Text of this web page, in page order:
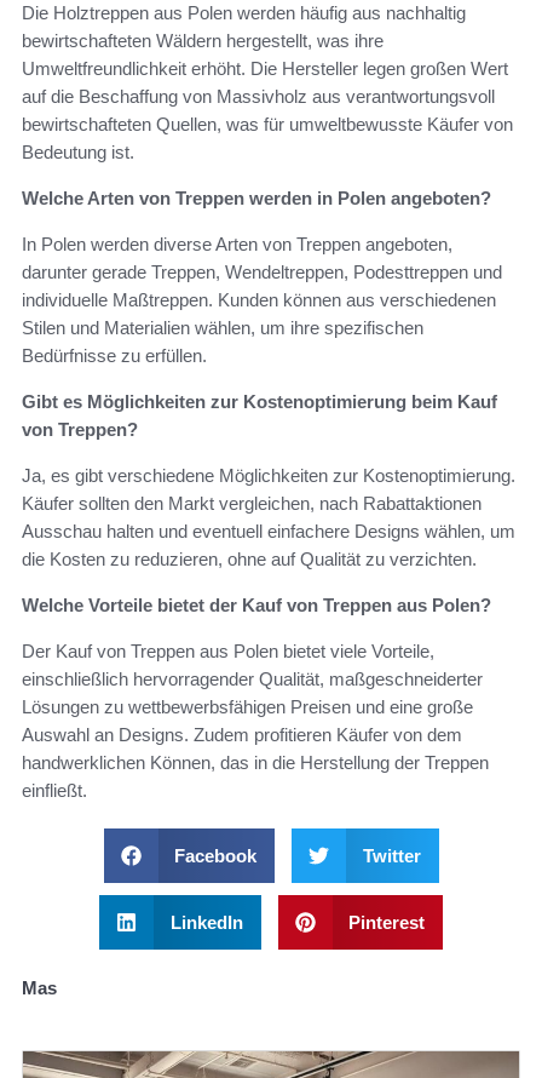
Die Holztreppen aus Polen werden häufig aus nachhaltig
bewirtschafteten Wäldern hergestellt, was ihre
Umweltfreundlichkeit erhöht. Die Hersteller legen großen Wert
auf die Beschaffung von Massivholz aus verantwortungsvoll
bewirtschafteten Quellen, was für umweltbewusste Käufer von
Bedeutung ist.
Welche Arten von Treppen werden in Polen angeboten?
In Polen werden diverse Arten von Treppen angeboten,
darunter gerade Treppen, Wendeltreppen, Podesttreppen und
individuelle Maßtreppen. Kunden können aus verschiedenen
Stilen und Materialien wählen, um ihre spezifischen
Bedürfnisse zu erfüllen.
Gibt es Möglichkeiten zur Kostenoptimierung beim Kauf
von Treppen?
Ja, es gibt verschiedene Möglichkeiten zur Kostenoptimierung.
Käufer sollten den Markt vergleichen, nach Rabattaktionen
Ausschau halten und eventuell einfachere Designs wählen, um
die Kosten zu reduzieren, ohne auf Qualität zu verzichten.
Welche Vorteile bietet der Kauf von Treppen aus Polen?
Der Kauf von Treppen aus Polen bietet viele Vorteile,
einschließlich hervorragender Qualität, maßgeschneiderter
Lösungen zu wettbewerbsfähigen Preisen und eine große
Auswahl an Designs. Zudem profitieren Käufer von dem
handwerklichen Können, das in die Herstellung der Treppen
einfließt.
Facebook Twitter
LinkedIn Pinterest
Mas